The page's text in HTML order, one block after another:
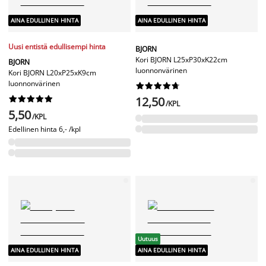
AINA EDULLINEN HINTA
Uusi entistä edullisempi hinta
BJORN
Kori BJORN L20xP25xK9cm
luonnonvärinen






5,50/KPL
Edellinen hinta 6,- /kpl
AINA EDULLINEN HINTA
BJORN
Kori BJORN L25xP30xK22cm
luonnonvärinen






12,50/KPL
AINA EDULLINEN HINTA
Uutuus
AINA EDULLINEN HINTA